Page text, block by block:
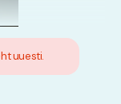
uuesti.